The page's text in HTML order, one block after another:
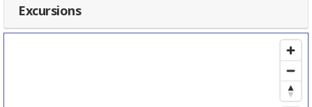
Excursions